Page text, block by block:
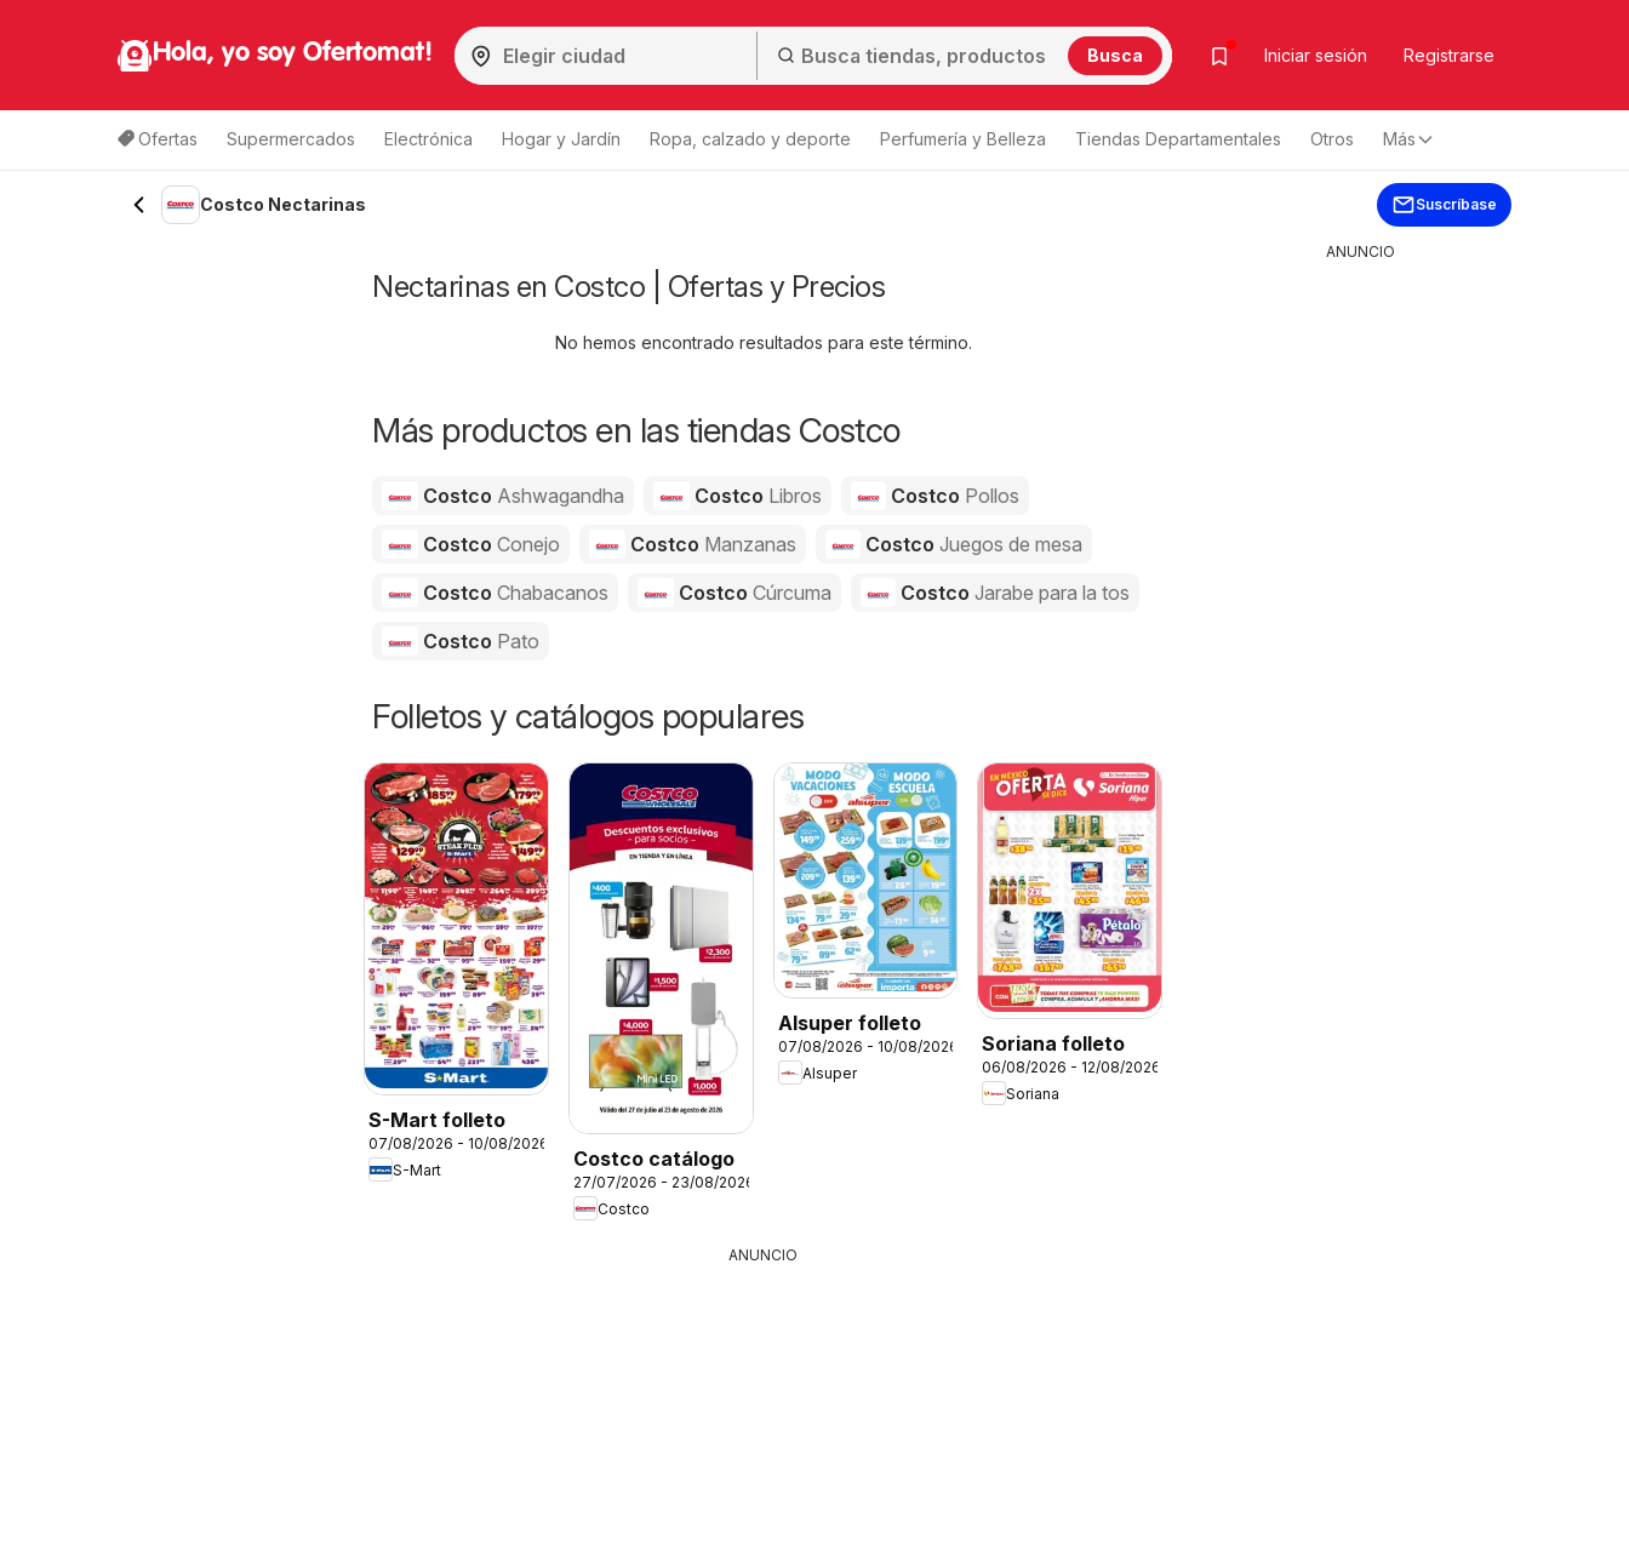
Hola, yo soy Ofertomat! Busca Iniciar sesión Registrarse
Ofertas Supermercados Electrónica Hogar y Jardín Ropa, calzado y deporte Perfumería y Belleza Tiendas Departamentales Otros Más
Costco Nectarinas Suscríbase
Nectarinas en Costco | Ofertas y Precios
No hemos encontrado resultados para este término.
Más productos en las tiendas Costco
Costco Ashwagandha Costco Libros Costco Pollos
Costco Conejo Costco Manzanas CostcoJuegos de mesa
Costco Chabacanos Costco Cúrcuma CostcoJarabe para la tos
Costco Pato
Folletos y catálogos populares
S-Mart folleto
07/08/2026 - 10/08/2026
S-Mart
Costco catálogo
27/07/2026 - 23/08/2026
Costco
Alsuper folleto
07/08/2026 - 10/08/2026
Alsuper
Soriana folleto
06/08/2026 - 12/08/2026
Soriana
ANUNCIO
ANUNCIO